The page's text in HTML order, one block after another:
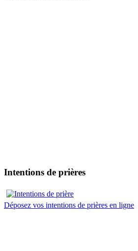
Intentions de prières
Déposez vos intentions de prières en ligne